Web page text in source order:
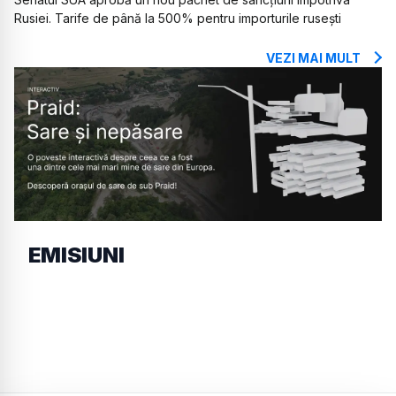
Rusiei. Tarife de până la 500% pentru importurile rusești
VEZI MAI MULT
EMISIUNI